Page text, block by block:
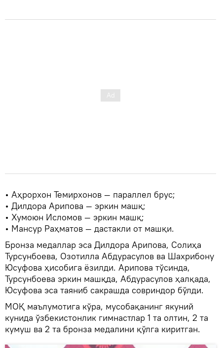
• Аҳрорхон Темирхонов — параллел брус;
• Дилдора Арипова — эркин машқ;
• Хумоюн Исломов — эркин машқ;
• Мансур Раҳматов — дастакли от машқи.
Бронза медаллар эса Дилдора Арипова, Солиҳа
Турсунбоева, Озотилла Абдурасулов ва Шахрибону
Юсуфова ҳисобига ёзилди. Арипова тўсинда,
Турсунбоева эркин машқда, Абдурасулов ҳалқада,
Юсуфова эса таяниб сакрашда совриндор бўлди.
МОҚ маълумотига кўра, мусобақанинг якуний
кунида ўзбекистонлик гимнастлар 1 та олтин, 2 та
кумуш ва 2 та бронза медалини қўлга киритган.